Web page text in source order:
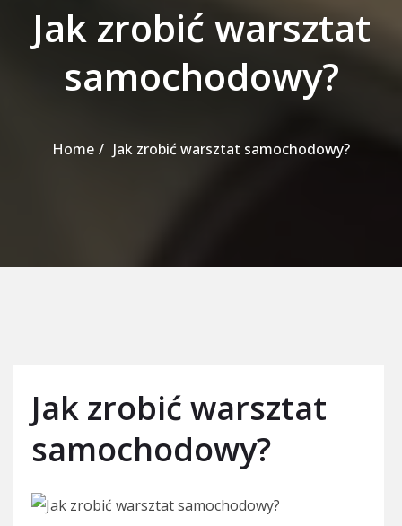
Jak zrobić warsztat
samochodowy?
Home Jak zrobić warsztat samochodowy?
Jak zrobić warsztat
samochodowy?